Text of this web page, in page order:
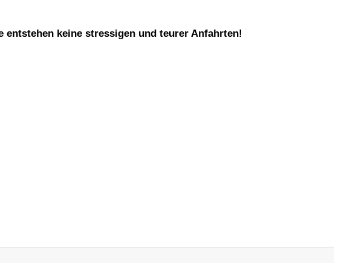
keine stressigen und teurer Anfahrten!